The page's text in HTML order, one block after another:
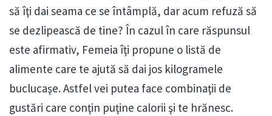
să îţi dai seama ce se întâmplă, dar acum refuză să
se dezlipească de tine? În cazul în care răspunsul
este afirmativ, Femeia îţi propune o listă de
alimente care te ajută să dai jos kilogramele
buclucaşe. Astfel vei putea face combinaţii de
gustări care conţin puţine calorii şi te hrănesc.